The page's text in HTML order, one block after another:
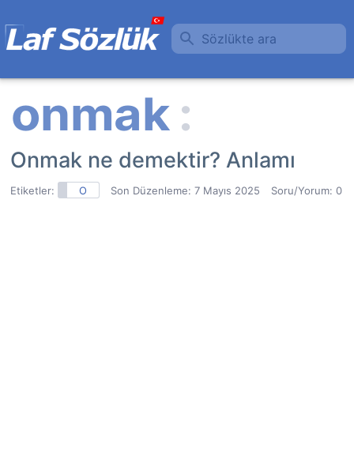
Sözlükte ara
Onmak ne demektir? Anlamı
Etiketler: O Son Düzenleme: 7 Mayıs 2025 Soru/Yorum: 0